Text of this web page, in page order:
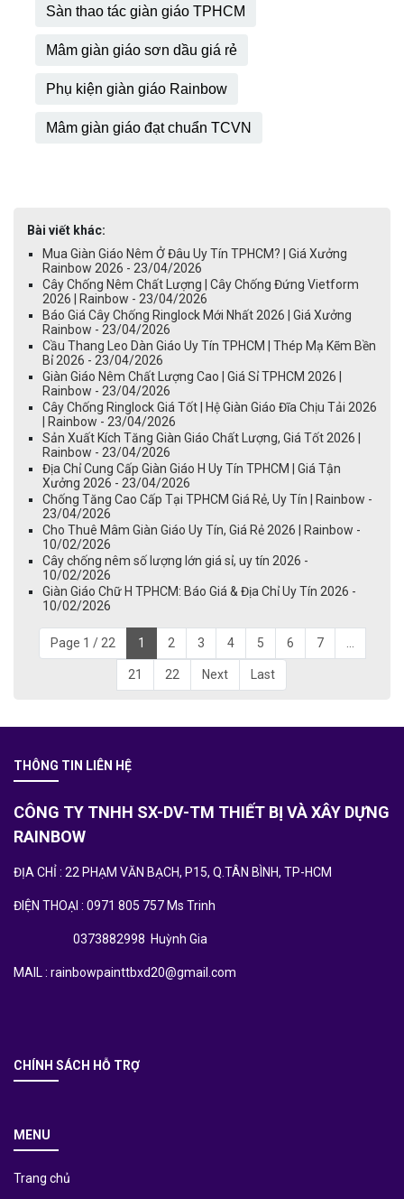
Sàn thao tác giàn giáo TPHCM
Mâm giàn giáo sơn dầu giá rẻ
Phụ kiện giàn giáo Rainbow
Mâm giàn giáo đạt chuẩn TCVN
Bài viết khác:
Mua Giàn Giáo Nêm Ở Đâu Uy Tín TPHCM? | Giá Xưởng
Rainbow 2026 - 23/04/2026
Cây Chống Nêm Chất Lượng | Cây Chống Đứng Vietform
2026 | Rainbow - 23/04/2026
Báo Giá Cây Chống Ringlock Mới Nhất 2026 | Giá Xưởng
Rainbow - 23/04/2026
Cầu Thang Leo Dàn Giáo Uy Tín TPHCM | Thép Mạ Kẽm Bền
Bỉ 2026 - 23/04/2026
Giàn Giáo Nêm Chất Lượng Cao | Giá Sỉ TPHCM 2026 |
Rainbow - 23/04/2026
Cây Chống Ringlock Giá Tốt | Hệ Giàn Giáo Đĩa Chịu Tải 2026
| Rainbow - 23/04/2026
Sản Xuất Kích Tăng Giàn Giáo Chất Lượng, Giá Tốt 2026 |
Rainbow - 23/04/2026
Địa Chỉ Cung Cấp Giàn Giáo H Uy Tín TPHCM | Giá Tận
Xưởng 2026 - 23/04/2026
Chống Tăng Cao Cấp Tại TPHCM Giá Rẻ, Uy Tín | Rainbow -
23/04/2026
Cho Thuê Mâm Giàn Giáo Uy Tín, Giá Rẻ 2026 | Rainbow -
10/02/2026
Cây chống nêm số lượng lớn giá sỉ, uy tín 2026 -
10/02/2026
Giàn Giáo Chữ H TPHCM: Báo Giá & Địa Chỉ Uy Tín 2026 -
10/02/2026
Page 1 / 22 1 2 3 4 5 6 7
21 22 Next Last
THÔNG TIN LIÊN HỆ
CÔNG TY TNHH SX-DV-TM THIẾT BỊ VÀ XÂY DỰNG
RAINBOW
ĐỊA CHỈ : 22 PHẠM VĂN BẠCH, P15, Q.TÂN BÌNH, TP-HCM
ĐIỆN THOẠI : 0971 805 757 Ms Trinh
0373882998 Huỳnh Gia
MAIL : rainbowpainttbxd20@gmail.com
CHÍNH SÁCH HỖ TRỢ
MENU
Trang chủ